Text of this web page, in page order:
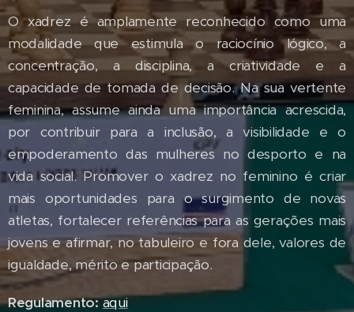
O xadrez é amplamente reconhecido como uma
modalidade que estimula o raciocínio lógico, a
concentração, a disciplina, a criatividade e a
capacidade de tomada de decisão. Na sua vertente
feminina, assume ainda uma importância acrescida,
por contribuir para a inclusão, a visibilidade e o
empoderamento das mulheres no desporto e na
vida social. Promover o xadrez no feminino é criar
mais oportunidades para o surgimento de novas
atletas, fortalecer referências para as gerações mais
jovens e afirmar, no tabuleiro e fora dele, valores de
igualdade, mérito e participação.
Regulamento: aqui